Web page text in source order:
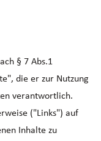
§ 7 Abs.1
die er zur Nutzung
verantwortlich.
("Links") auf
Inhalte zu